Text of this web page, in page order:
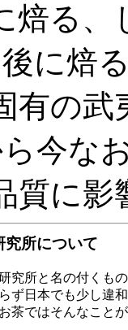
焙る
に焙
有の
今な
質に
究所について
究所と名の付くも
ず日本でも少し違
茶ではそんなこと